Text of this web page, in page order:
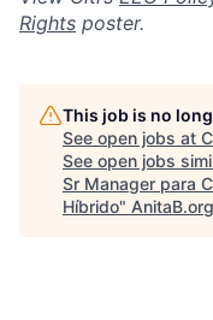
Rights poster.
This job is no
See open jobs at
See open jobs
Sr Manager para
Híbrido" AnitaB.org